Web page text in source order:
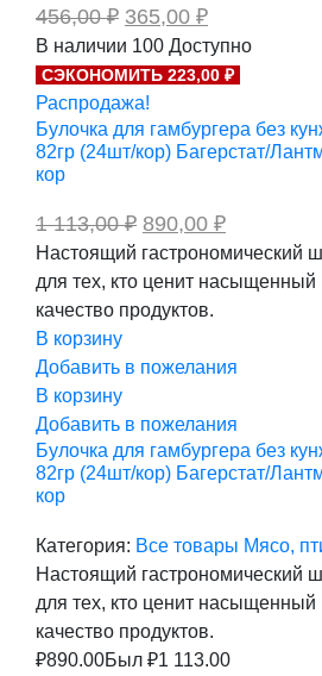
456,00₽ Первоначальная
цена
составляла
456,00 ₽.
365,00 ₽Текущая
цена:
365,00 ₽.
В наличии 100 Доступно
СЭКОНОМИТЬ 223,00 ₽
Распродажа!
Булочка для гамбургера без
82гр (24шт/кор) Багерстат/
кор
1 113,00₽ Первоначальная
цена
составляла
1
113,00 ₽.
890,00 ₽Текущая
цена:
890,00 ₽.
Настоящий гастрономический
для тех, кто ценит насыщенный
качество продуктов.
В корзину
Добавить в пожелания
В корзину
Добавить в пожелания
Булочка для гамбургера без
82гр (24шт/кор) Багерстат/
кор
Категория: Все товары Мясо,
Настоящий гастрономический
для тех, кто ценит насыщенный
качество продуктов.
₽890.00Был ₽1 113.00